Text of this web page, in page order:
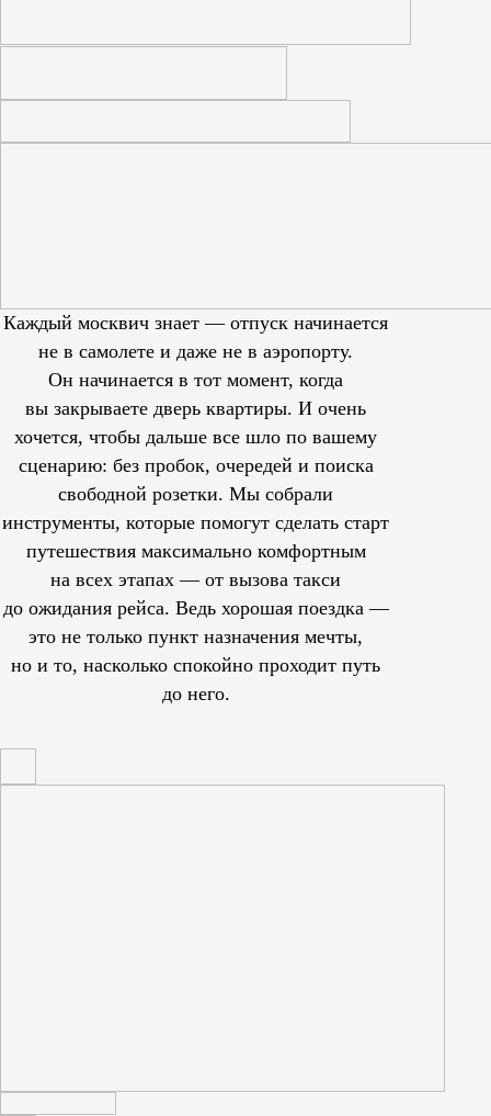
Каждый москвич знает — отпуск начинается
не в самолете и даже не в аэропорту.
Он начинается в тот момент, когда
вы закрываете дверь квартиры. И очень
хочется, чтобы дальше все шло по вашему
сценарию: без пробок, очередей и поиска
свободной розетки. Мы собрали
инструменты, которые помогут сделать старт
путешествия максимально комфортным
на всех этапах — от вызова такси
до ожидания рейса. Ведь хорошая поездка —
это не только пункт назначения мечты,
но и то, насколько спокойно проходит путь
до него.